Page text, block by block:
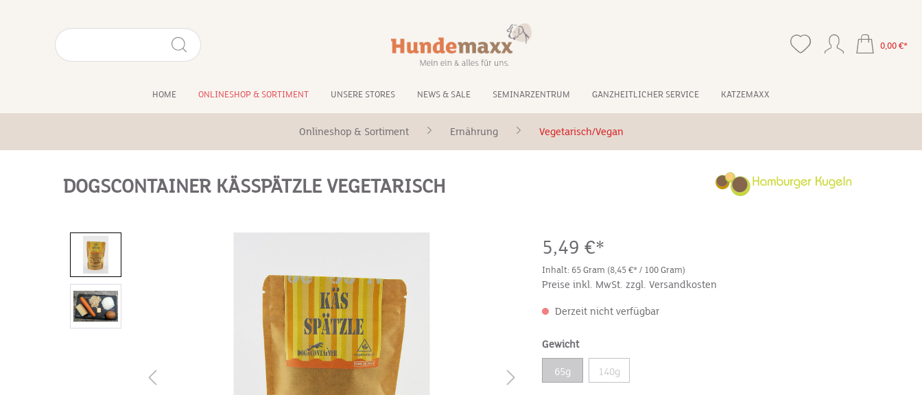
0,00 €*
HOME ONLINESHOP & SORTIMENT UNSERE STORES NEWS & SALE SEMINARZENTRUM GANZHEITLICHER SERVICE KATZEMAXX
Onlineshop & Sortiment Ernährung Vegetarisch/Vegan
DOGSCONTAINER KÄSSPÄTZLE VEGETARISCH
5,49 €*
Inhalt: 65 Gram (8,45 €* / 100 Gram)
Preise inkl. MwSt. zzgl. Versandkosten
Derzeit nicht verfügbar
Gewicht
65g 140g